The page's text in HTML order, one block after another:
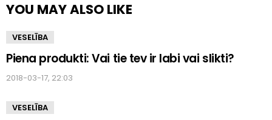
YOU MAY ALSO LIKE
VESELĪBA
Piena produkti: Vai tie tev ir labi vai slikti?
2018-03-17, 22:03
VESELĪBA